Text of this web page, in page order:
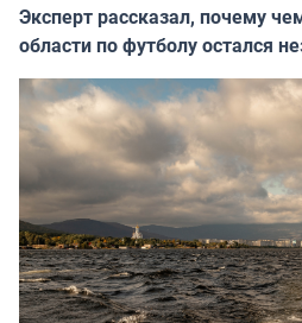
Эксперт рассказал, почему
области по футболу остался